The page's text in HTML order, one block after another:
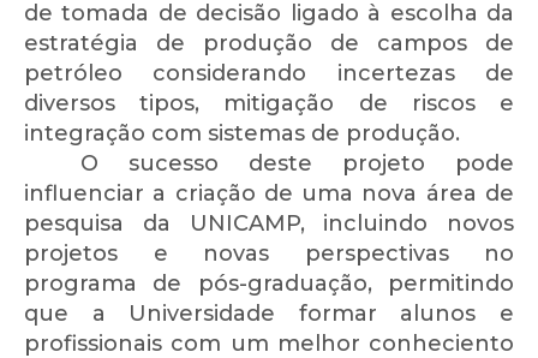
de tomada de decisão ligado à escolha da
estratégia de produção de campos de
petróleo considerando incertezas de
diversos tipos, mitigação de riscos e
integração com sistemas de produção.
O sucesso deste projeto pode
influenciar a criação de uma nova área de
pesquisa da UNICAMP, incluindo novos
projetos e novas perspectivas no
programa de pós-graduação, permitindo
que a Universidade formar alunos e
profissionais com um melhor conheciento